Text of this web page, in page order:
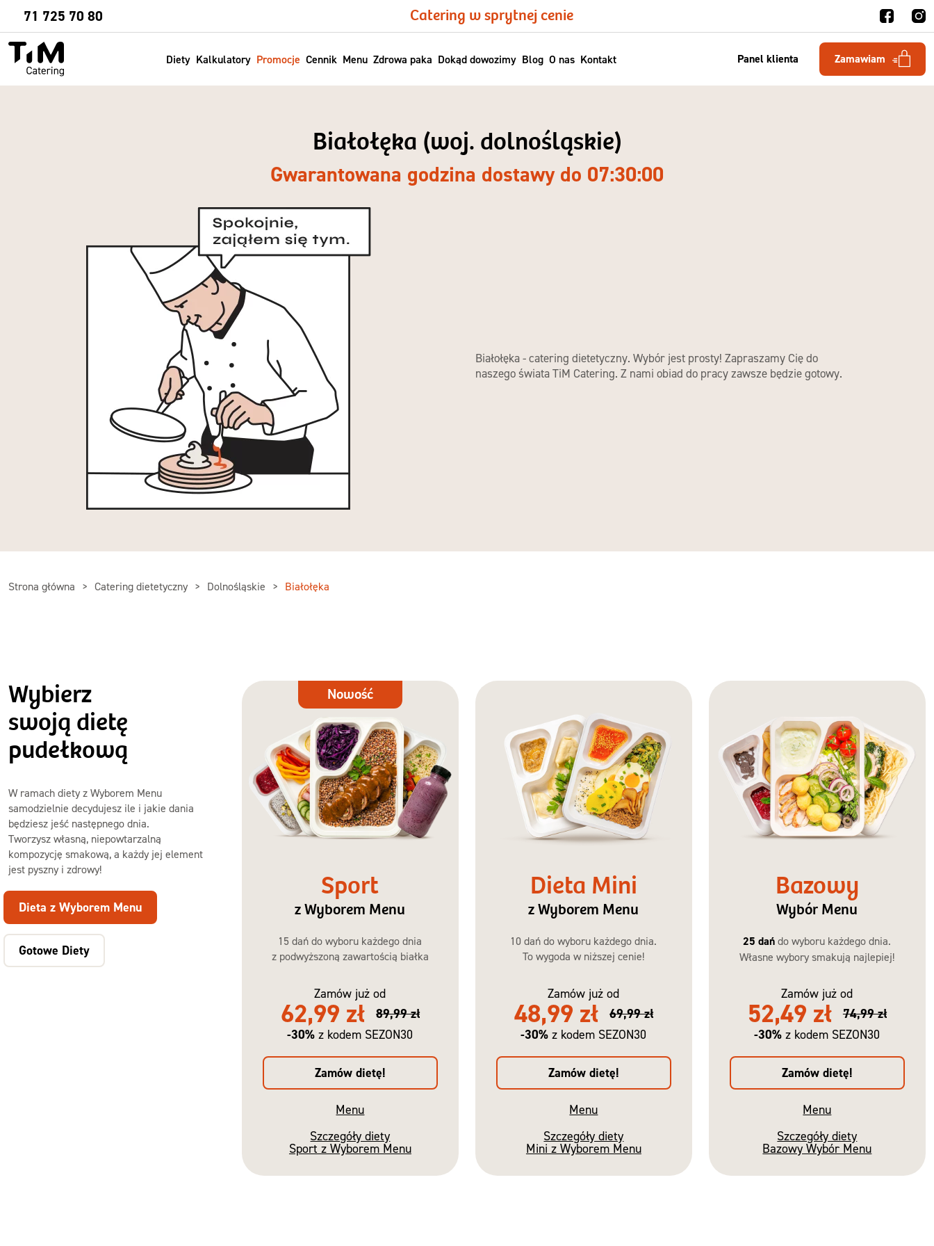
71 725 70 80 Catering w sprytnej cenie
Panel klienta Zamawiam
Diety Kalkulatory Promocje Cennik Menu Zdrowa paka Dokąd dowozimy Blog O nas Kontakt
Sprawdź
Białołęka (woj. dolnośląskie)
Gwarantowana godzina dostawy do 07:30:00
Białołęka - catering dietetyczny. Wybór jest prosty! Zapraszamy Cię do
naszego świata TiM Catering. Z nami obiad do pracy zawsze będzie gotowy.
Strona główna Catering dietetyczny Dolnośląskie Białołęka
Wybierz
swoją dietę
pudełkową
W ramach diety z Wyborem Menu
samodzielnie decydujesz ile i jakie dania
będziesz jeść następnego dnia.
Tworzysz własną, niepowtarzalną
kompozycję smakową, a każdy jej element
jest pyszny i zdrowy!
Dieta z Wyborem Menu
Gotowe Diety
Dieta
Nowość
Sport
z Wyborem Menu
15 dań do wyboru każdego dnia
z podwyższoną zawartością białka
Zamów już od
62,99 zł
89,99 zł
-30% z kodem SEZON30
Zamów dietę!
Menu
Szczegóły diety
Sport z Wyborem Menu
Dieta Mini
z Wyborem Menu
10 dań do wyboru każdego dnia.
To wygoda w niższej cenie!
Zamów już od
48,99 zł
69,99 zł
-30% z kodem SEZON30
Zamów dietę!
Menu
Szczegóły diety
Mini z Wyborem Menu
Bazowy
Wybór Menu
25 dań do wyboru każdego dnia.
Własne wybory smakują najlepiej!
Zamów już od
52,49 zł
74,99 zł
-30% z kodem SEZON30
Zamów dietę!
Menu
Szczegóły diety
Bazowy Wybór Menu